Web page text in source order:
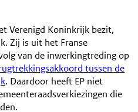
Verenigd Koninkrijk bezit,
Zij is uit het Franse
van de inwerkingtreding op
tussen de
. Daardoor heeft EP niet
die